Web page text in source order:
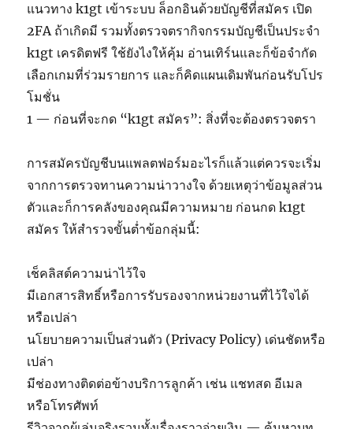
แนวทาง k1gt เข้าระบบ ล็อกอินด้วยบัญชีที่สมัคร เปิด
2FA ถ้าเกิดมี รวมทั้งตรวจตรากิจกรรมบัญชีเป็นประจำ
k1gt เครดิตฟรี ใช้ยังไงให้คุ้ม อ่านเทิร์นและก็ข้อจำกัด
เลือกเกมที่ร่วมรายการ และก็คิดแผนเดิมพันก่อนรับโปร
โมชั่น
1 — ก่อนที่จะกด “k1gt สมัคร”: สิ่งที่จะต้องตรวจตรา
การสมัครบัญชีบนแพลตฟอร์มอะไรก็แล้วแต่ควรจะเริ่ม
จากการตรวจทานความน่าวางใจ ด้วยเหตุว่าข้อมูลส่วน
ตัวและก็การคลังของคุณมีความหมาย ก่อนกด k1gt
สมัคร ให้สำรวจขั้นต่ำข้อกลุ่มนี้:
เช็คลิสต์ความน่าไว้ใจ
มีเอกสารสิทธิ์หรือการรับรองจากหน่วยงานที่ไว้ใจได้
หรือเปล่า
นโยบายความเป็นส่วนตัว (Privacy Policy) เด่นชัดหรือ
เปล่า
มีช่องทางติดต่อข้างบริการลูกค้า เช่น แชทสด อีเมล
หรือโทรศัพท์